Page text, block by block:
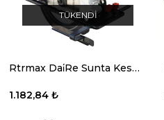
TÜKENDI
Rtrmax Dai̇Re Sunta Kesme Rth182
1.182,84 ₺